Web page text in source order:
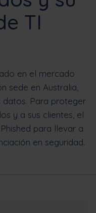
TI
en el mercado
sede en Australia,
Para proteger
y a sus clientes, el
para llevar a
en seguridad.